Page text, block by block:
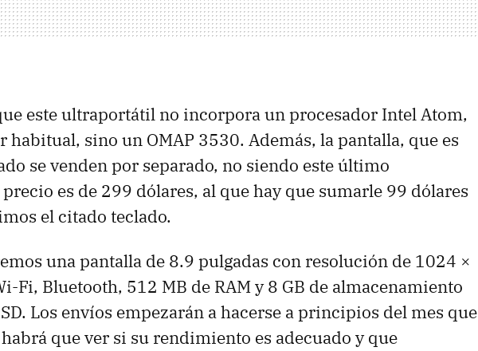
este ultraportátil no incorpora un procesador Intel Atom,
habitual, sino un OMAP 3530. Además, la pantalla, que es
se venden por separado, no siendo este último
es de 299 dólares, al que hay que sumarle 99 dólares
el citado teclado.
una pantalla de 8.9 pulgadas con resolución de 1024 ×
Fi, Bluetooth, 512 MB de RAMy 8 GB de almacenamiento
Los envíos empezarán a hacerse a principios del mes que
que ver si su rendimiento es adecuado y que